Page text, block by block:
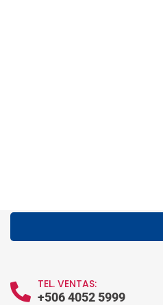
TEL. VENTAS:
+506 4052 5999